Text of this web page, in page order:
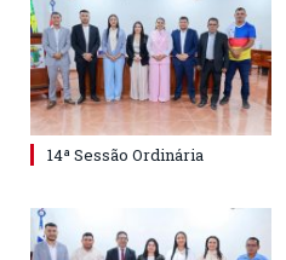
14ª Sessão Ordinária